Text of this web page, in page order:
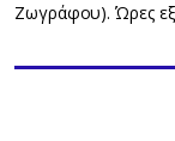
Ζωγράφου). Ώρες